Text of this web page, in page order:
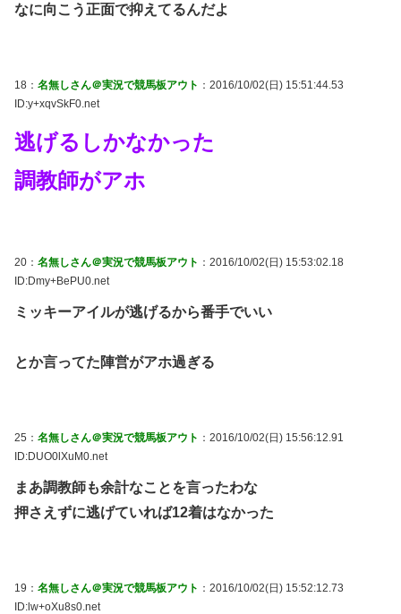
なに向こう正面で抑えてるんだよ
18： 名無しさん＠実況で競馬板アウト ：2016/10/02(日) 15:51:44.53
ID:y+xqvSkF0.net
逃げるしかなかった
調教師がアホ
20： 名無しさん＠実況で競馬板アウト ：2016/10/02(日) 15:53:02.18
ID:Dmy+BePU0.net
ミッキーアイルが逃げるから番手でいい
とか言ってた陣営がアホ過ぎる
25： 名無しさん＠実況で競馬板アウト ：2016/10/02(日) 15:56:12.91
ID:DUO0lXuM0.net
まあ調教師も余計なことを言ったわな
押さえずに逃げていれば12着はなかった
19： 名無しさん＠実況で競馬板アウト ：2016/10/02(日) 15:52:12.73
ID:lw+oXu8s0.net